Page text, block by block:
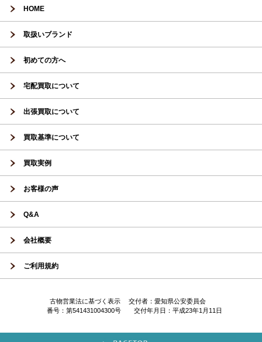
HOME
取扱いブランド
初めての方へ
宅配買取について
出張買取について
買取基準について
買取実例
お客様の声
Q&A
会社概要
ご利用規約
古物営業法に基づく表示 交付者：愛知県公安委員会
番号：第541431004300号 交付年月日：平成23年1月11日